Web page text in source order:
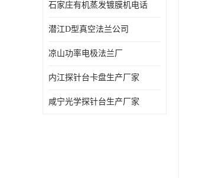
石家庄有机蒸发镀膜机电话
潜江D型真空法兰公司
凉山功率电极法兰厂
内江探针台卡盘生产厂家
咸宁光学探针台生产厂家